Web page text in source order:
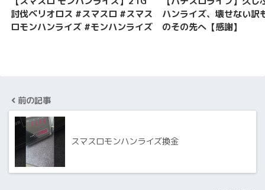
討伐ベリオロス #スマスロ #スマス
ロモンハンライズ #モンハンライズ
ハンライズ、壊せない訳
のその先へ【感謝】
前の記事
スマスロモンハンライズ換金